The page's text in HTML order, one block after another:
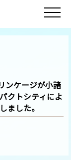
ンケージが小諸
クトシティによ
ました。